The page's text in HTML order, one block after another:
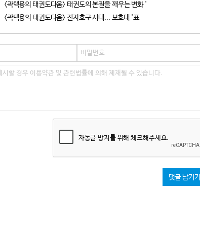
<곽택용의 태권도다움> 태권도의 본질을 깨우는 변화 '
<곽택용의 태권도다움> 전자호구 시대... 보호대 '표
자동글 방지를 위해 체크해주세요.
댓글 남기기